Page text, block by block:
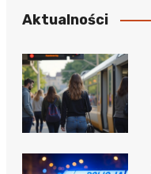
Skarbowy
Policja
Aktualności